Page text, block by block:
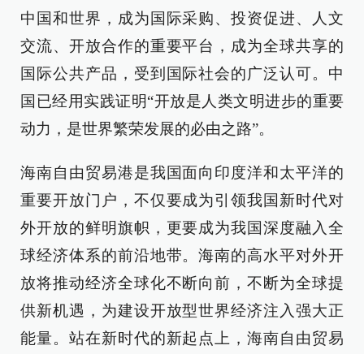
中国和世界，成为国际采购、投资促进、人文
交流、开放合作的重要平台，成为全球共享的
国际公共产品，受到国际社会的广泛认可。中
国已经用实践证明“开放是人类文明进步的重要
动力，是世界繁荣发展的必由之路”。
海南自由贸易港是我国面向印度洋和太平洋的
重要开放门户，不仅要成为引领我国新时代对
外开放的鲜明旗帜，更要成为我国深度融入全
球经济体系的前沿地带。海南的高水平对外开
放将推动经济全球化不断向前，不断为全球提
供新机遇，为建设开放型世界经济注入强大正
能量。站在新时代的新起点上，海南自由贸易